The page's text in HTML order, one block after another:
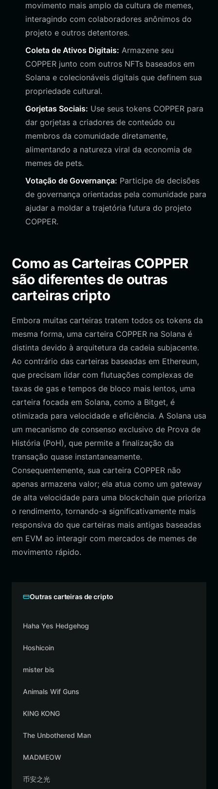
movimento mais amplo da cultura de memes,
interagindo com colaboradores anônimos do
projeto e outros detentores.
Coleta de Ativos Digitais: Armazene seu
COPPER junto com outros NFTs baseados em
Solana e colecionáveis digitais que definem sua
propriedade cultural.
Gorjetas Sociais: Use seus tokens COPPER para
dar gorjetas a criadores de conteúdo ou
membros da comunidade diretamente,
alimentando a natureza viral da economia de
memes de pets.
Votação de Governança: Participe de decisões
de governança orientadas pela comunidade para
ajudar a moldar a trajetória futura do projeto
COPPER.
Como as Carteiras COPPER
são diferentes de outras
carteiras cripto
Embora muitas carteiras tratem todos os tokens da
mesma forma, uma carteira COPPER na Solana é
distinta devido à arquitetura da cadeia subjacente.
Ao contrário das carteiras baseadas em Ethereum,
que precisam lidar com flutuações complexas de
taxas de gas e tempos de bloco mais lentos, uma
carteira focada em Solana, como a Bitget, é
otimizada para velocidade e eficiência. A Solana usa
um mecanismo de consenso exclusivo de Prova de
História (PoH), que permite a finalização da
transação quase instantaneamente.
Consequentemente, sua carteira COPPER não
apenas armazena valor; ela atua como um gateway
de alta velocidade para uma blockchain que prioriza
o rendimento, tornando-a significativamente mais
responsiva do que carteiras mais antigas baseadas
em EVM ao interagir com mercados de memes de
movimento rápido.
Outras carteiras de cripto
Haha Yes Hedgehog
Hoshicoin
mister bis
Animals Wif Guns
KING KONG
The Unbothered Man
MADMEOW
币安之光